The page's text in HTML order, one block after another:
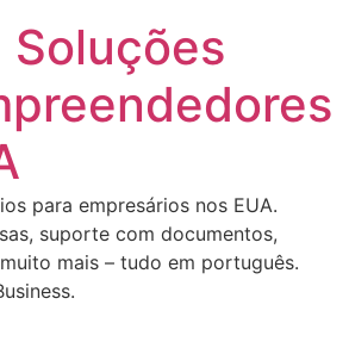
para empresários nos EUA.
suporte com documentos,
mais – tudo em português.